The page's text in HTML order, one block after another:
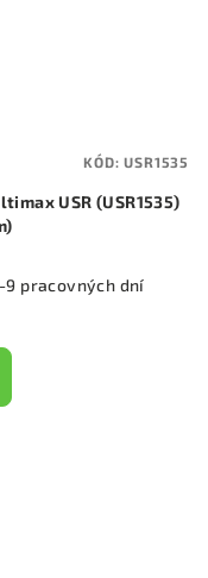
USR (USR1535)
9 pracovných dní
KÓD:USR1535